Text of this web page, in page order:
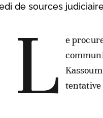
de sources
L
e
tentative